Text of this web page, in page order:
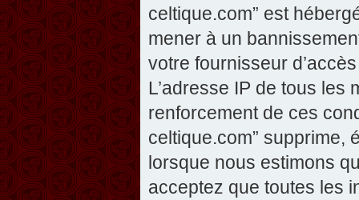
celtique.com” est
mener à un
votre fournisseur
L’adresse IP de tous
renforcement de ces
celtique.com” supprime,
lorsque nous estimons
acceptez que toutes les